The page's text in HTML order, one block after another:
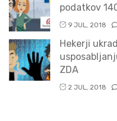
podatkov
9 JUL, 2018
Hekerji
ZDA
2 JUL, 2018